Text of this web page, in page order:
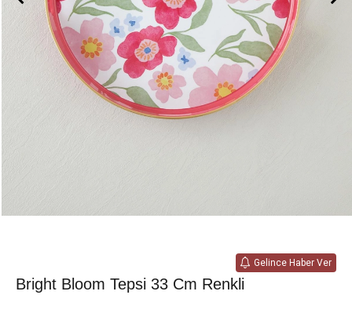
Gelince Haber Ver
Bright Bloom Tepsi 33 Cm Renkli